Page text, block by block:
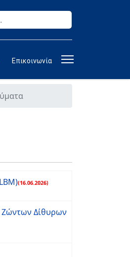
Επικοινωνία
(16.06.2026)
Ζώντων Δίθυρων